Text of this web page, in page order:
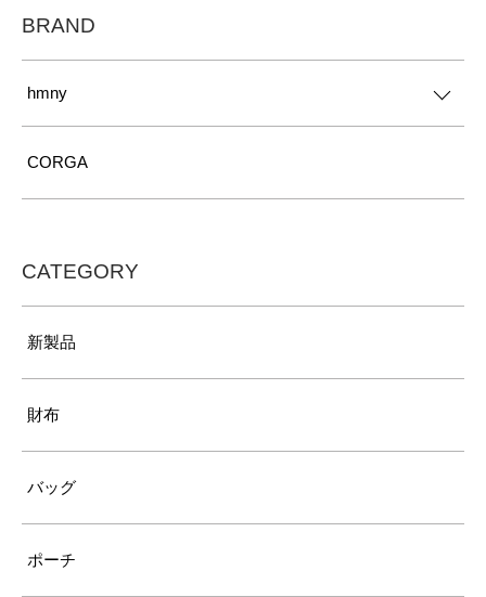
BRAND
hmny
CORGA
CATEGORY
新製品
財布
バッグ
ポーチ